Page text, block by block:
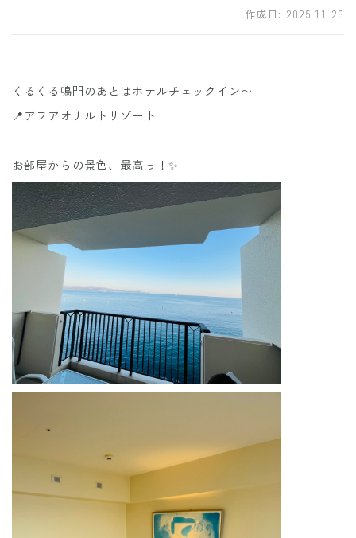
作成日: 2025.11.26
くるくる鳴門のあとはホテルチェックイン〜
📍アヲアオナルトリゾート
お部屋からの景色、最高っ！✨